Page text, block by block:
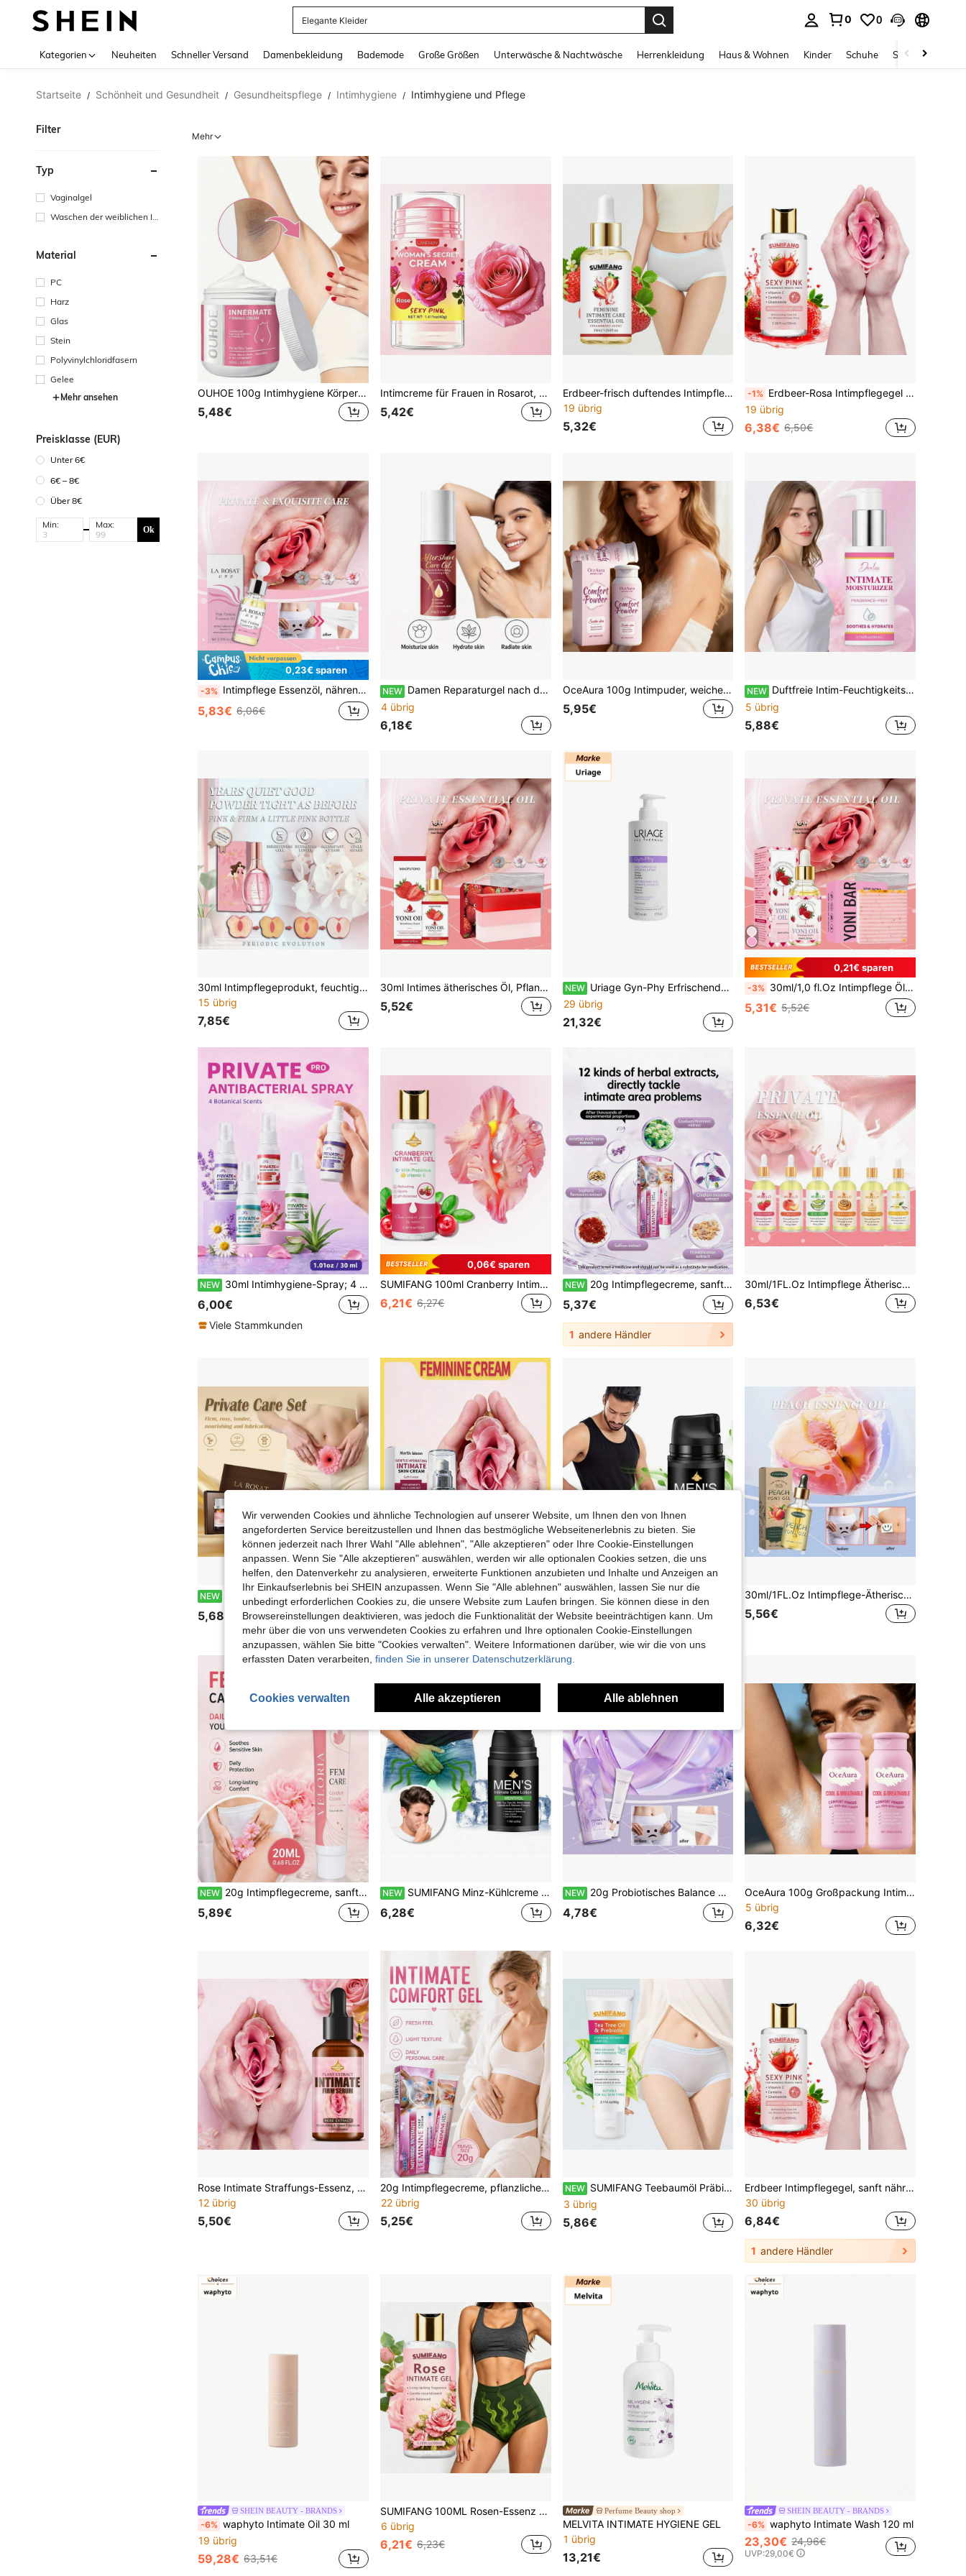
Sommerkleid Damen
0 0
Kategorien Neuheiten Schneller Versand Damenbekleidung Bademode Große Größen Unterwäsche & Nachtwäsche Herrenkleidung Haus & Wohnen Kinder Schuhe Schmuck &
Startseite / Schönheit und Gesundheit / Gesundheitspflege / Intimhygiene / Intimhygiene und Pflege
Filter
Typ
Vaginalgel
Waschen der weiblichen In
Material
PC
Harz
Glas
Stein
Polyvinylchloridfasern
Gelee
Mehr ansehen
Preisklasse (EUR)
Unter 6€
6€ – 8€
Über 8€
Min: Max: Ok
Mehr
OUHOE 100g Intimhygiene Körperaufhellende Pflegecreme für dunkle Achseln, Gelenke, Innenseiten der Oberschenkel, feuchtigkeitsspendende Hautpflegecreme für Körper und Intimbereiche
5,48€
Intimcreme für Frauen in Rosarot, 40g, sanfte Formel, tiefenwirksam nährend & feuchtigkeitsspendend, verbessert Mattheit, schafft glatten jugendlichen rosigen Glanz, pflegt die Intimhaut
5,42€
Erdbeer-frisch duftendes Intimpflegeöl, beruhigt und befeuchtet Intimbereiche, pflegt sanft die empfindliche Haut der Intimpartien, bietet langanhaltende Feuchtigkeit und Weichheit, Intimpflege, 30ml
19 übrig
5,32€
-1% Erdbeer-Rosa Intimpflegegel mit Polygonum und Kamille, hilft dunkle Pigmentierung zu mildern, beruhigt Unbehagen, bietet sanfte tägliche Reinigung und Pflege des Intimbereichs, 100ml
19 übrig
6,38€ 6,50€
0,23€ sparen
-3% Intimpflege Essenzöl, nährend und feuchtigkeitsspendend, aufhellend und straffend, Verbesserung von Trübheit und Schlaffheit, mehr Straffung und Feuchtigkeitsversorgung, Intimpflege Öl, Wiedererlangung des jugendlichen Glanzes
5,83€ 6,06€
NEW Damen Reparaturgel nach der Rasur, Pflegeöl nach der Rasur & Haarentfernung, macht Haare weich, spendet Feuchtigkeit & pflegt, nährt, glättet & strafft die Haut, geeignet für Bart, Achseln, Beine, Arme, Intimbereiche, Brust, Ganzkörperanwendung 60g
4 übrig
6,18€
OceAura 100g Intimpuder, weiches Hautpuder. Geeignet zur Anwendung nach dem Baden und Sport, hält die Haut trocken und nicht klebrig, frisch und angenehm. Geeignet für Männer und Frauen, geeignet für alle Hauttypen. Für Frauen kann es auch helfen, Gerüche durch Reibung zu verhindern.
5,95€
NEW Duftfreie Intim-Feuchtigkeitslotion mit Kokosnuss-Extrakt, tiefe Hydratation, sanft und nicht reizend, tägliche Pflege für Intimbereiche, mit Pumpkopf für bequeme persönliche Pflege, 80ml
5 übrig
5,88€
30ml Intimpflegeprodukt, feuchtigkeitsspendend & hydratisierend, langanhaltende Rosigkeit, verbessert Trübheit & Erschlaffung, fester & hydratisierter, kehrt zu jugendlichen Tagen zurück, Körperpflege
15 übrig
7,85€
30ml Intimes ätherisches Öl, Pflanzenextrakt, straffend und feuchtigkeitsspendend für Intimbereiche, verbessert Erschlaffung und Mattheit, stellt jugendliches Gefühl wieder her, Körperpflegeprodukt für Frauenhygiene
5,52€
NEW Uriage Gyn-Phy Erfrischendes Intimhygiene-Gel 500ml - Glyco-Gyn Complex, Hautverträglichkeit Dermatologisch Bestätigt
29 übrig
21,32€
0,21€ sparen
-3% 30ml/1,0 fl.Oz Intimpflege Öl, Intimseife, feuchtigkeitsspendend und nährend, Verbesserung von Trübheit und Schlaffheit, straffend und befeuchtend, Wiederherstellung der Jugendlichkeit, Intimgesundheitspflege, Körperpflege
5,31€ 5,52€
NEW 30ml Intimhygiene-Spray; 4 Sorten: Aloe Vera, Kamille, Lavendel, Rose; lindert Trockenheit; nicht klebrig; sanft und nicht reizend; tragbares Design für die Verwendung jederzeit und überall.
6,00€
Viele Stammkunden
0,06€ sparen
SUMIFANG 100ml Cranberry Intimpflegegel, reich an probiotischen Schutzstoffen, nährende und reparierende Eigenschaften, sanfte Pflege für empfindliche Haut, reduziert Reizungen, sanfte Reinigung, bietet ausgewogene Pflege
6,21€ 6,27€
NEW 20g Intimpflegecreme, sanft und nicht reizend, geruchshemmend, beruhigend, praktisch zu tragen, schnell filmbildend, schnell einziehend, nicht klebrig, nicht fettig
5,37€
1 andere Händler
30ml/1FL.Oz Intimpflege Ätherisches Öl, feuchtigkeitsspendend und nährend, Verbesserung von Trübheit und Schlaffheit, straffend und befeuchtend, Geruchsbeseitigung, pH-Wert-Erhaltung, Körperpflege
6,53€
NEW Ätherisches Öl für den Intimbereich, Feuchtigkeit spendend & straffend, aufhellend & aufpolsternd, verbessert Trübheit & Erschlaffung, straffer & hydratisierter, Intimpflege & -erhaltung, romantischer frischer leichter Duft, zurück zu jugendlichen Tagen
5,68€
0,06€ sparen
1 Box 50g Intimpflegecreme für Frauen, Intim-Feuchtigkeitscreme, nährende straffende und aufpolsternde Pflege, feuchtigkeitsspendende nährende Creme für Frauen, reparierende Feuchtigkeitspflege gegen Trockenheit, tägliche Pflege, angenehm feuchtigkeitsspendend, geeignet für die Intimpflege von Frauen
10 übrig
5,69€ 5,75€
NEW SUMIFANG Leicht duftende Herrenpflege-Lotion, langanhaltende Geruchsentfernung, mit Teebaumöl, Zaubernuss, Ringelblume und Aloe Vera Pflanzenextrakten angereichert, erhält die Gesundheit und bietet ganztägige Frische, 50g
6,07€
30ml/1FL.Oz Intimpflege-Ätherisches Öl für Frauen, Intimöl, verbessert Trübheit und Schlaffheit, straffer und feuchter, Pflege- und Erhaltungs-Ätherisches Öl, zurück zu jugendlichen Tagen
5,56€
NEW 20g Intimpflegecreme, sanft und nicht reizend, geruchsreduzierend und beruhigend, tragbare Reisegröße, schnell filmbildend, schnell absorbierend, frisch und nicht klebrig, zufällige Verpackung
5,89€
NEW SUMIFANG Minz-Kühlcreme für die Intimpflege von Männern, Teebaum & Aloe Vera pH-ausgeglichen, erfrischende Intimpflege für aktive Männer, alkoholfrei, geruchsneutralisierend, 50g
6,28€
NEW 20g Probiotisches Balance Gel, Feuchtigkeitsspendend & Nährend, Verbessert Trockenheit & Stumpfheit, Balanciert Intime Flora, Reduziert Geruch, Pflegt Intime Gesundheit, Kehrt Zurück Zu Jungfräulichen Tagen
4,78€
OceAura 100g Großpackung Intimpuder, hält die Haut trocken und kühl, geeignet für die ganze Familie. Auch als Damen-Deodorant-Puder, verhindert Scheuern.
5 übrig
6,32€
Rose Intimate Straffungs-Essenz, mit Rosenextrakt-Pflege, natürliche pflanzliche Formel, sanft und hautfreundlich, straffend und feuchtigkeitsspendend, verbessert das Wohlbefinden, 30ml
12 übrig
5,50€
20g Intimpflegecreme, pflanzliche Inhaltsstoffe, sanft und nicht reizend, hemmt Gerüche, beruhigend, tragbar, schnell filmbildend, schnell absorbierend, nicht klebrig, nicht fettig
22 übrig
5,25€
NEW SUMIFANG Teebaumöl Präbiotisches Intimpflegegel mit Cranberry-Extrakt, milder Duft, langanhaltende Frische, pH-ausgeglichen, nicht reizend für empfindliche Intimhaut, 60g
3 übrig
5,86€
Erdbeer Intimpflegegel, sanft nährend und feuchtigkeitsspendend, frisch und angenehm, verbessert Trübungen, geeignet für den täglichen Gebrauch, geeignet für empfindliche Haut, 100ml
30 übrig
6,84€
1 andere Händler
SHEIN BEAUTY - BRANDS
-6% waphyto Intimate Oil 30 ml
19 übrig
59,28€ 63,51€
SUMIFANG 100ML Rosen-Essenz Körperpflege Nährgel, sanfte Pflege, tragbar für den Heimgebrauch, beruhigt Trockenheit und Unbehagen, langanhaltender Duft, geeignet für die empfindliche Intimhaut von Frauen
6 übrig
6,21€ 6,23€
Perfume Beauty shop
MELVITA INTIMATE HYGIENE GEL
1 übrig
13,21€
SHEIN BEAUTY - BRANDS
-6% waphyto Intimate Wash 120 ml
23,30€ 24,96€
UVP:29,00€
Wir verwenden Cookies und ähnliche Technologien auf unserer Website, um Ihnen den von Ihnen
angeforderten Service bereitzustellen und Ihnen das bestmögliche Webseitenerlebnis zu bieten. Sie
können jederzeit nach Ihrer Wahl "Alle ablehnen", "Alle akzeptieren" oder Ihre Cookie-Einstellungen
anpassen. Wenn Sie "Alle akzeptieren" auswählen, werden wir alle optionalen Cookies setzen, die uns
helfen, den Datenverkehr zu analysieren, erweiterte Funktionen anzubieten und Inhalte und Anzeigen an
Ihr Einkaufserlebnis bei SHEIN anzupassen. Wenn Sie "Alle ablehnen" auswählen, lassen Sie nur die
unbedingt erforderlichen Cookies zu, die unsere Website zum Laufen bringen. Sie können diese in den
Browsereinstellungen deaktivieren, was jedoch die Funktionalität der Website beeinträchtigen kann. Um
mehr über die von uns verwendeten Cookies zu erfahren und Ihre optionalen Cookie-Einstellungen
anzupassen, wählen Sie bitte "Cookies verwalten". Weitere Informationen darüber, wie wir die von uns
erfassten Daten verarbeiten, finden Sie in unserer Datenschutzerklärung.
Cookies verwalten Alle akzeptieren Alle ablehnen